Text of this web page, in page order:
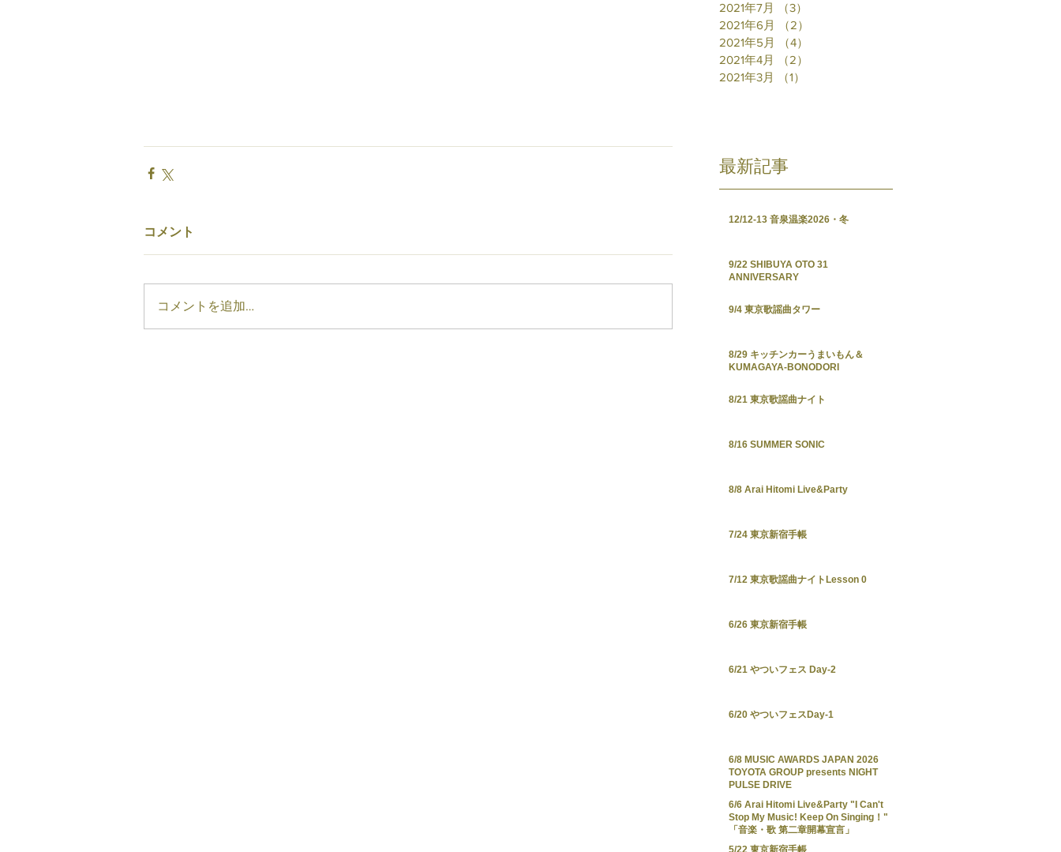
コメント
コメントを追加…
2021年7月
（3）
2021年6月
（2）
2021年5月
（4）
2021年4月
（2）
2021年3月
（1）
最新記事
12/12-13 音泉温楽2026・冬
9/22 SHIBUYA OTO 31
ANNIVERSARY
9/4 東京歌謡曲タワー
8/29 キッチンカーうまいもん＆
KUMAGAYA-BONODORI
8/21 東京歌謡曲ナイト
8/16 SUMMER SONIC
8/8 Arai Hitomi Live&Party
7/24 東京新宿手帳
7/12 東京歌謡曲ナイトLesson 0
6/26 東京新宿手帳
6/21 やついフェス Day-2
6/20 やついフェスDay-1
6/8 MUSIC AWARDS JAPAN 2026
TOYOTA GROUP presents NIGHT
PULSE DRIVE
6/6 Arai Hitomi Live&Party "I Can't
Stop My Music! Keep On Singing！"
「音楽・歌 第二章開幕宣言」
5/22 東京新宿手帳